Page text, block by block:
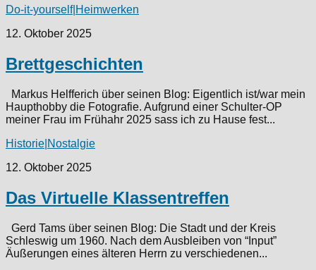
Do-it-yourself|Heimwerken
12. Oktober 2025
Brettgeschichten
Markus Helfferich über seinen Blog: Eigentlich ist/war mein
Haupthobby die Fotografie. Aufgrund einer Schulter-OP
meiner Frau im Frühahr 2025 sass ich zu Hause fest...
Historie|Nostalgie
12. Oktober 2025
Das Virtuelle Klassentreffen
Gerd Tams über seinen Blog: Die Stadt und der Kreis
Schleswig um 1960. Nach dem Ausbleiben von “Input”
Äußerungen eines älteren Herrn zu verschiedenen...